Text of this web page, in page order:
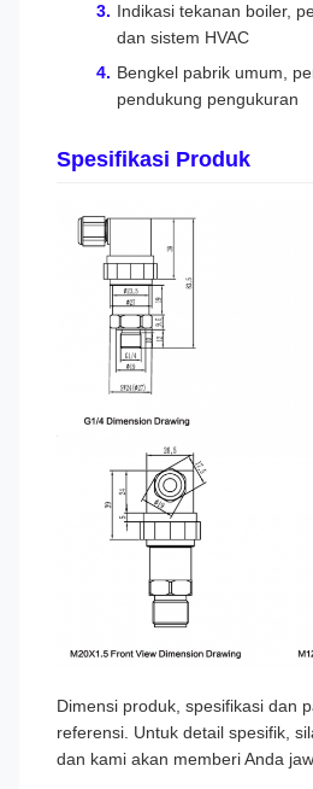
Indikasi tekanan boiler,
dan sistem HVAC
Bengkel pabrik umum,
pendukung pengukuran
Spesifikasi Produk
Dimensi produk, spesifikasi dan
referensi. Untuk detail spesifik,
dan kami akan memberi Anda